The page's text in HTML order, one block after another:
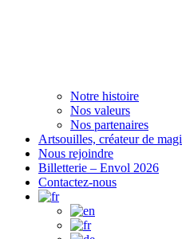
Notre histoire
Nos valeurs
Nos partenaires
Artsouilles, créateur de
Nous rejoindre
Billetterie – Envol 2026
Contactez-nous